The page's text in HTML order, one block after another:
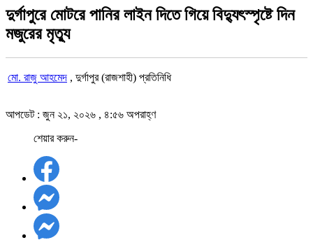
দুর্গাপুরে মোটরে পানির লাইন দিতে গিয়ে বিদ্যুৎস্পৃষ্টে দিন
মজুরের মৃত্যু
মো. রাজু আহমেদ , দুর্গাপুর (রাজশাহী) প্রতিনিধি
আপডেট : জুন ২১, ২০২৬ , ৪:৫৬ অপরাহ্ণ
শেয়ার করুন-